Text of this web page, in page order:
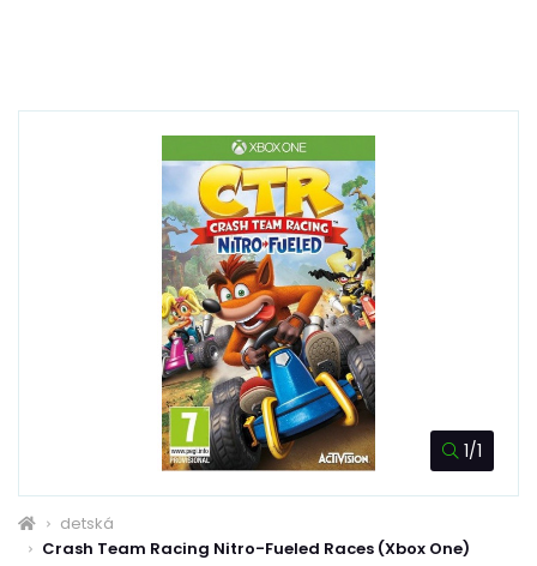
1/1
detská
Crash Team Racing Nitro-Fueled Races (Xbox One)